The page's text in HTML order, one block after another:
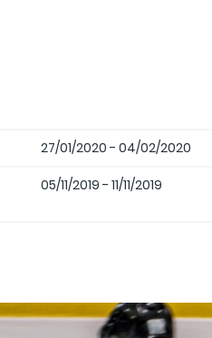
27/01/2020 - 04/02/2020
05/11/2019 - 11/11/2019